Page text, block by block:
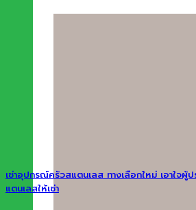
เช่าอุปกรณ์ครัวสแตนเลส ทางเลือกใหม่ เอาใจผู้
แตนเลสให้เช่า